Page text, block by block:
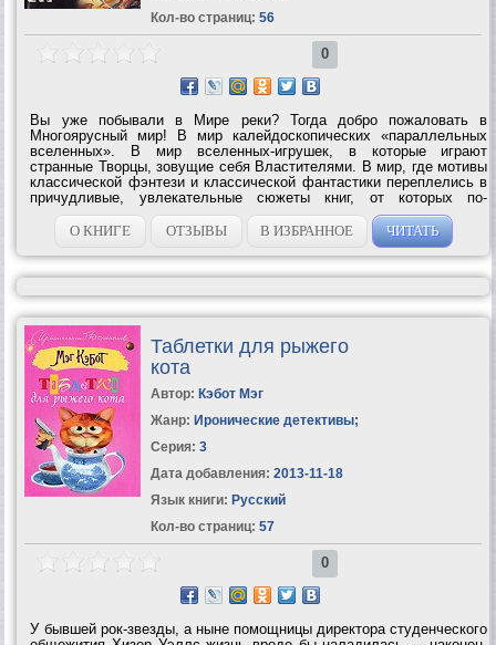
Кол-во страниц: 56
0
Вы уже побывали в Мире реки? Тогда добро пожаловать в
Многоярусный мир! В мир калейдоскопических «параллельных
вселенных». В мир вселенных-игрушек, в которые играют
странные Творцы, зовущие себя Властителями. В мир, где мотивы
классической фэнтези и классической фантастики переплелись в
причудливые, увлекательные сюжеты книг, от которых по-
прежнему невозможно...
О КНИГЕ
ОТЗЫВЫ В ИЗБРАННОЕ ЧИТАТЬ
Таблетки для рыжего
кота
Автор: Кэбот Мэг
Жанр: Иронические детективы;
Серия: 3
Дата добавления: 2013-11-18
Язык книги: Русский
Кол-во страниц: 57
0
У бывшей рок-звезды, а ныне помощницы директора студенческого